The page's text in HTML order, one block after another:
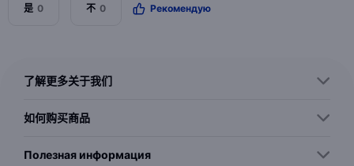
是 0 不 0 Рекомендую
了解更多关于我们
如何购买商品
Полезная информация